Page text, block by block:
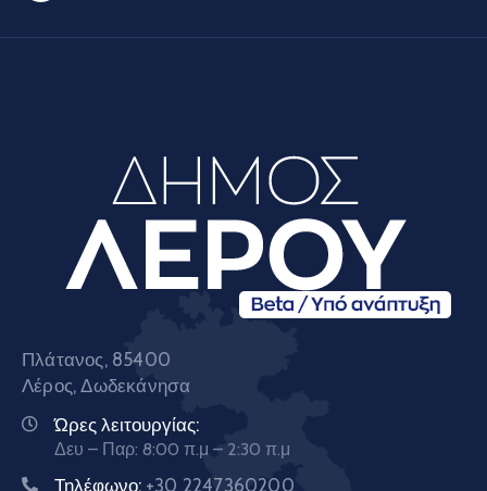
Πλάτανος, 85400
Λέρος, Δωδεκάνησα
Ώρες λειτουργίας:
Δευ – Παρ: 8:00 π.μ – 2:30 π.μ
Τηλέφωνο: +30 2247360200